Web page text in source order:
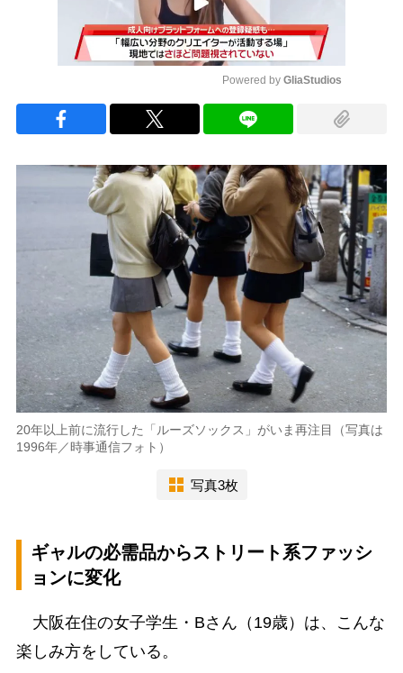
Powered by GliaStudios
20年以上前に流行した「ルーズソックス」がいま再注目（写真は
1996年／時事通信フォト）
写真3枚
ギャルの必需品からストリート系ファッシ
ョンに変化
大阪在住の女子学生・Bさん（19歳）は、こんな
楽しみ方をしている。